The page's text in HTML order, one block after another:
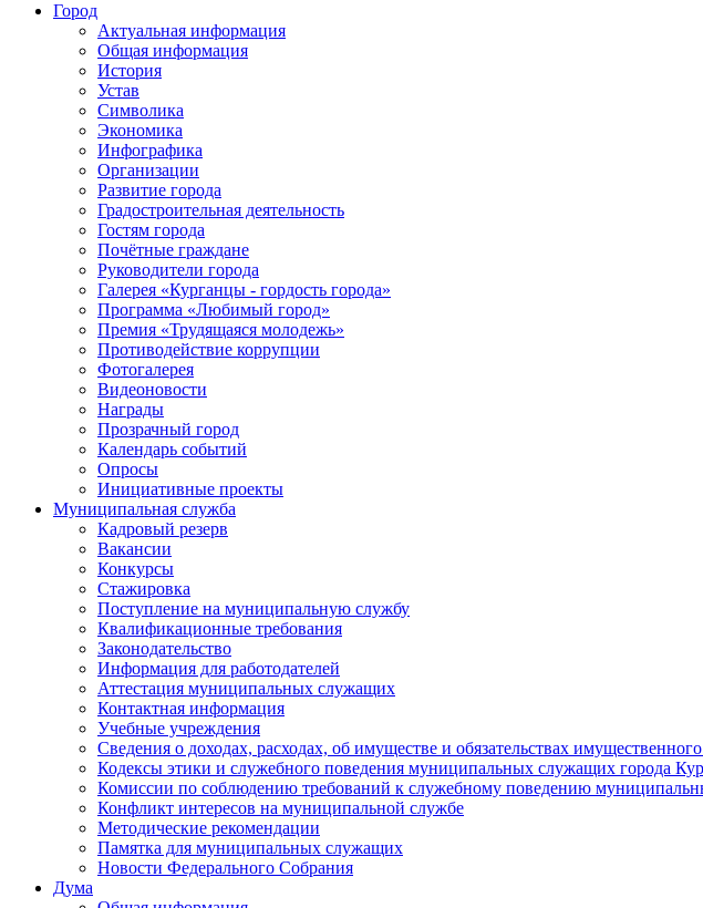
Город
Актуальная информация
Общая информация
История
Устав
Символика
Экономика
Инфографика
Организации
Развитие города
Градостроительная деятельность
Гостям города
Почётные граждане
Руководители города
Галерея «Курганцы - гордость города»
Программа «Любимый город»
Премия «Трудящаяся молодежь»
Противодействие коррупции
Фотогалерея
Видеоновости
Награды
Прозрачный город
Календарь событий
Опросы
Инициативные проекты
Муниципальная служба
Кадровый резерв
Вакансии
Конкурсы
Стажировка
Поступление на муниципальную службу
Квалификационные требования
Законодательство
Информация для работодателей
Аттестация муниципальных служащих
Контактная информация
Учебные учреждения
Сведения о доходах, расходах, об имуществе и обязательствах имущественного
Кодексы этики и служебного поведения муниципальных служащих города
Комиссии по соблюдению требований к служебному поведению
Конфликт интересов на муниципальной службе
Методические рекомендации
Памятка для муниципальных служащих
Новости Федерального Cобрания
Дума